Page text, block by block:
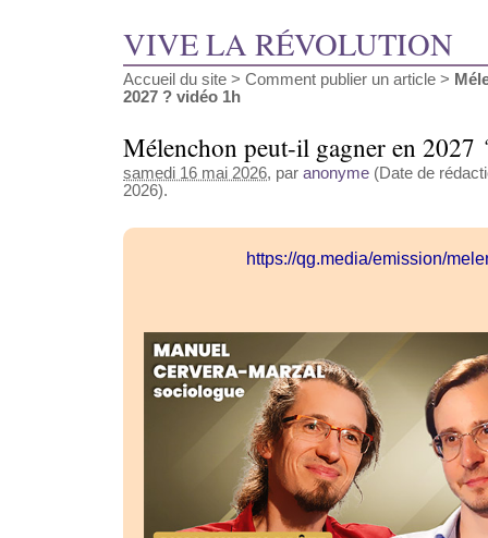
VIVE LA RÉVOLUTION
Accueil du site > Comment publier un article >
2027 ? vidéo 1h
Mélenchon peut-il gagner en 2027
samedi 16 mai 2026, par anonyme (Date de
2026).
https://qg.media/emission/